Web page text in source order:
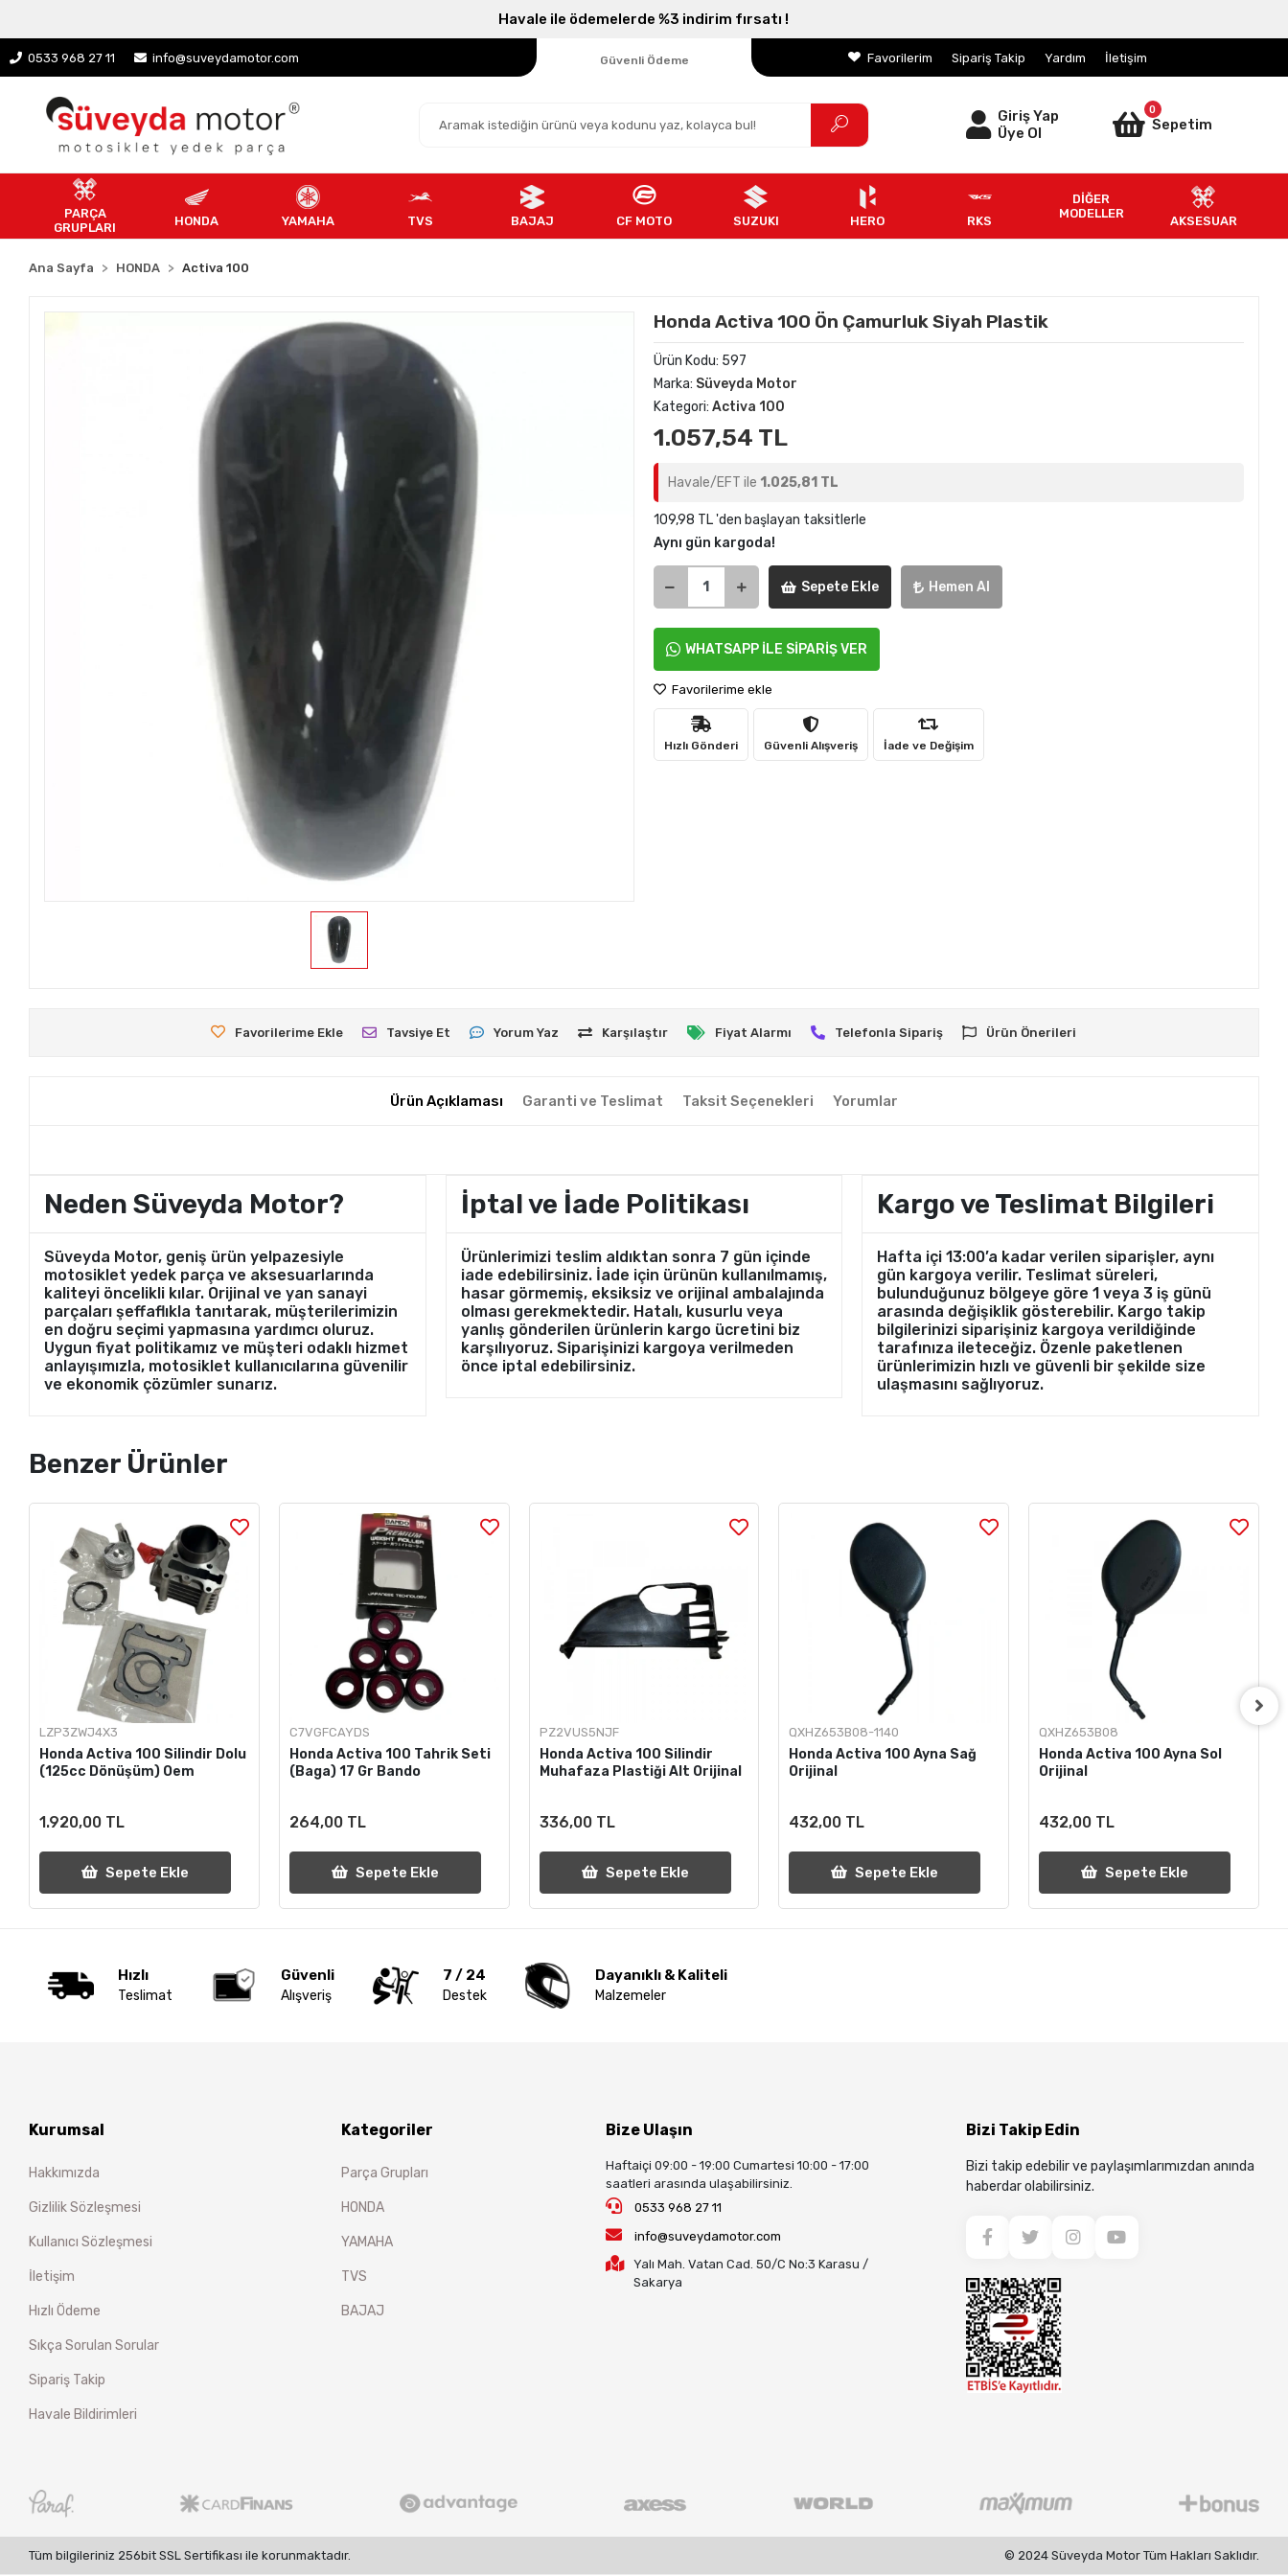
Havale ile ödemelerde %3 indirim fırsatı !
0533 968 27 11 info@suveydamotor.com
Parçanızın Online Adresi
Güvenli Ödeme
Favorilerim Sipariş Takip Yardım İletişim
Giriş Yap
Üye Ol
0
Sepetim
PARÇA
GRUPLARI
HONDA YAMAHA TVS BAJAJ CF MOTO SUZUKI HERO RKS
DİĞER
MODELLER
AKSESUAR
Ana Sayfa HONDA Activa 100
Honda Activa 100 Ön Çamurluk Siyah Plastik
Ürün Kodu: 597
Marka: Süveyda Motor
Kategori: Activa 100
1.057,54 TL
Havale/EFT ile 1.025,81 TL
109,98 TL 'den başlayan taksitlerle
Aynı gün kargoda!
Sepete Ekle Hemen Al
WHATSAPP İLE SİPARİŞ VER
Favorilerime ekle
Hızlı Gönderi Güvenli Alışveriş İade ve Değişim
Favorilerime Ekle Tavsiye Et Yorum Yaz Karşılaştır Fiyat Alarmı Telefonla Sipariş Ürün Önerileri
Ürün Açıklaması Garanti ve Teslimat Taksit Seçenekleri Yorumlar
Neden Süveyda Motor?
Süveyda Motor, geniş ürün yelpazesiyle
motosiklet yedek parça ve aksesuarlarında
kaliteyi öncelikli kılar. Orijinal ve yan sanayi
parçaları şeffaflıkla tanıtarak, müşterilerimizin
en doğru seçimi yapmasına yardımcı oluruz.
Uygun fiyat politikamız ve müşteri odaklı hizmet
anlayışımızla, motosiklet kullanıcılarına güvenilir
ve ekonomik çözümler sunarız.
İptal ve İade Politikası
Ürünlerimizi teslim aldıktan sonra 7 gün içinde
iade edebilirsiniz. İade için ürünün kullanılmamış,
hasar görmemiş, eksiksiz ve orijinal ambalajında
olması gerekmektedir. Hatalı, kusurlu veya
yanlış gönderilen ürünlerin kargo ücretini biz
karşılıyoruz. Siparişinizi kargoya verilmeden
önce iptal edebilirsiniz.
Kargo ve Teslimat Bilgileri
Hafta içi 13:00’a kadar verilen siparişler, aynı
gün kargoya verilir. Teslimat süreleri,
bulunduğunuz bölgeye göre 1 veya 3 iş günü
arasında değişiklik gösterebilir. Kargo takip
bilgilerinizi siparişiniz kargoya verildiğinde
tarafınıza ileteceğiz. Özenle paketlenen
ürünlerimizin hızlı ve güvenli bir şekilde size
ulaşmasını sağlıyoruz.
Benzer Ürünler
LZP3ZWJ4X3
Honda Activa 100 Silindir Dolu
(125cc Dönüşüm) Oem
1.920,00 TL
Sepete Ekle
C7VGFCAYDS
Honda Activa 100 Tahrik Seti
(Baga) 17 Gr Bando
264,00 TL
Sepete Ekle
PZ2VUS5NJF
Honda Activa 100 Silindir
Muhafaza Plastiği Alt Orijinal
336,00 TL
Sepete Ekle
QXHZ653B08-1140
Honda Activa 100 Ayna Sağ
Orijinal
432,00 TL
Sepete Ekle
QXHZ653B08
Honda Activa 100 Ayna Sol
Orijinal
432,00 TL
Sepete Ekle
Hızlı
Teslimat
Güvenli
Alışveriş
7 / 24
Destek
Dayanıklı & Kaliteli
Malzemeler
Kurumsal
Hakkımızda
Gizlilik Sözleşmesi
Kullanıcı Sözleşmesi
İletişim
Hızlı Ödeme
Sıkça Sorulan Sorular
Sipariş Takip
Havale Bildirimleri
Kategoriler
Parça Grupları
HONDA
YAMAHA
TVS
BAJAJ
Bize Ulaşın
Haftaiçi 09:00 - 19:00 Cumartesi 10:00 - 17:00
saatleri arasında ulaşabilirsiniz.
0533 968 27 11
info@suveydamotor.com
Yalı Mah. Vatan Cad. 50/C No:3 Karasu /
Sakarya
Bizi Takip Edin
Bizi takip edebilir ve paylaşımlarımızdan anında
haberdar olabilirsiniz.
Tüm bilgileriniz 256bit SSL Sertifikası ile korunmaktadır. © 2024 Süveyda Motor Tüm Hakları Saklıdır.